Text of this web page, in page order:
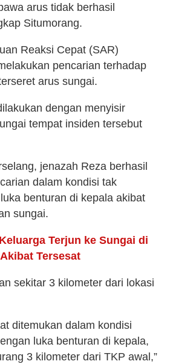
arus tidak berhasil
Situmorang.
Reaksi Cepat (SAR)
pencarian terhadap
arus sungai.
dengan menyisir
tempat insiden tersebut
jenazah Reza berhasil
dalam kondisi tak
benturan di kepala akibat
sungai.
Terjun ke Sungai di
Tersesat
sekitar 3 kilometer dari lokasi
ditemukan dalam kondisi
luka benturan di kepala,
3 kilometer dari TKP awal,”